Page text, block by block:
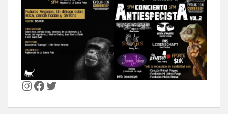
Instagram
Facebook
Twitter